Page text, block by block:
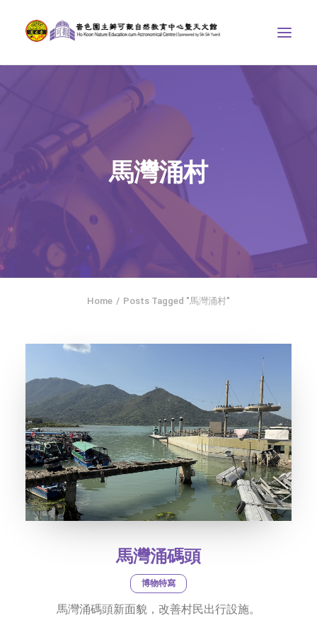
天文館
博物天地
比賽/專題計劃
聯絡我們
SEARCH
社交平台
馬灣涌村
Home Posts Tagged "馬灣涌村"
馬灣涌碼頭
博物特寫
馬灣涌碼頭新面貌，改善村民出行設施。